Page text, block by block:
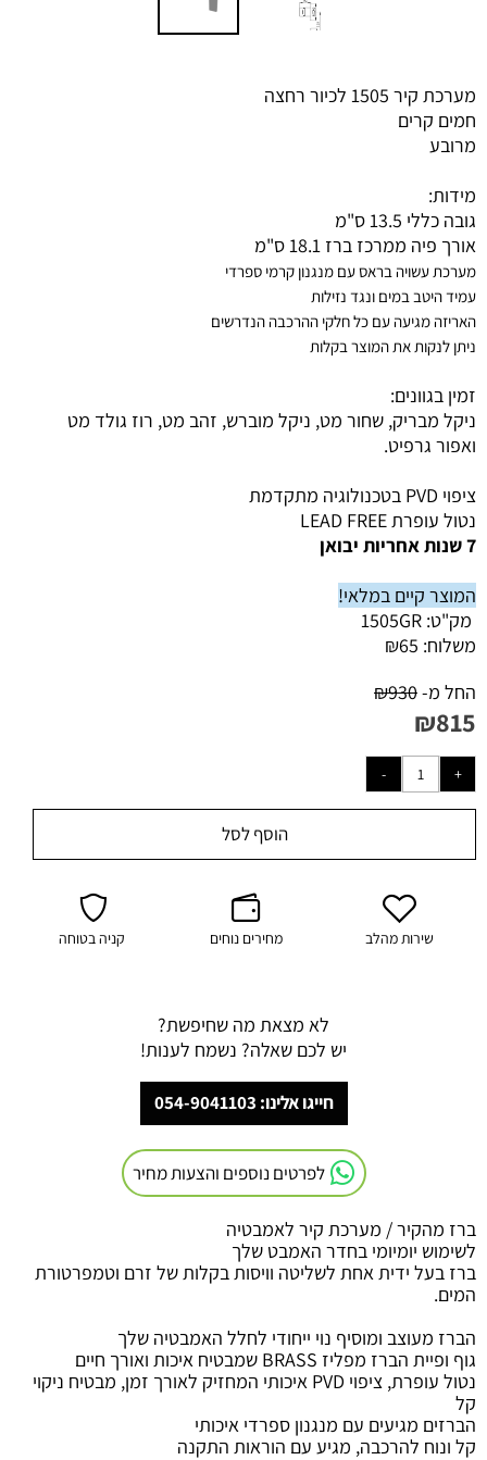
מערכת קיר 1505 לכיור רחצה
חמים קרים
מרובע
מידות:
גובה כללי 13.5 ס"מ
אורך פיה ממרכז ברז 18.1 ס"מ
מערכת עשויה בראס עם מנגנון קרמי ספרדי
עמיד היטב במים ונגד נזילות
האריזה מגיעה עם כל חלקי ההרכבה הנדרשים
ניתן לנקות את המוצר בקלות
זמין בגוונים:
ניקל מבריק, שחור מט, ניקל מוברש, זהב מט, רוז גולד מט
ואפור גרפיט.
ציפוי PVD בטכנולוגיה מתקדמת
נטול עופרת LEAD FREE
7 שנות אחריות יבואן
המוצר קיים במלאי!
מק"ט: 1505GR
משלוח:
₪65
החל מ-
₪930
₪815
הוסף לסל
שירות מהלב מחירים נוחים קניה בטוחה
לא מצאת מה שחיפשת?
יש לכם שאלה? נשמח לענות!
חייגו אלינו: 054-9041103
לפרטים נוספים והצעות מחיר
ברז מהקיר / מערכת קיר לאמבטיה
לשימוש יומיומי בחדר האמבט שלך
ברז בעל ידית אחת לשליטה וויסות בקלות של זרם וטמפרטורת
המים.
הברז מעוצב ומוסיף נוי ייחודי לחלל האמבטיה שלך
גוף ופיית הברז מפליז BRASS שמבטיח איכות ואורך חיים
נטול עופרת, ציפוי PVD איכותי המחזיק לאורך זמן, מבטיח ניקוי
קל
הברזים מגיעים עם מנגנון ספרדי איכותי
קל ונוח להרכבה, מגיע עם הוראות התקנה